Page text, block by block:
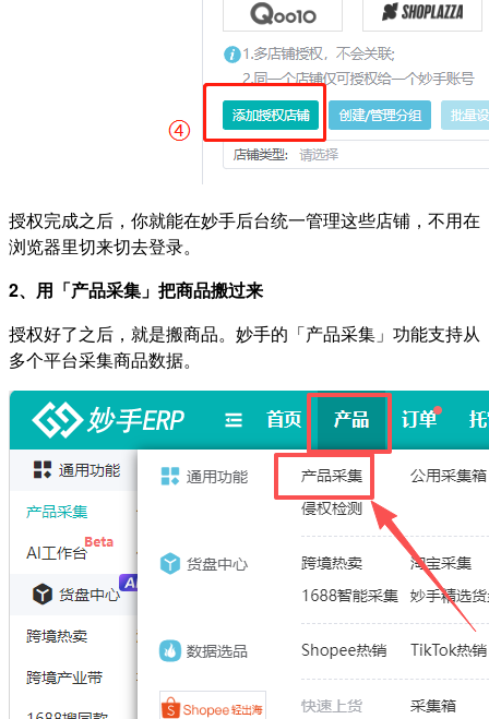
授权完成之后，你就能在妙手后台统一管理这些店铺，不用在
浏览器里切来切去登录。
2、用「产品采集」把商品搬过来
授权好了之后，就是搬商品。妙手的「产品采集」功能支持从
多个平台采集商品数据。